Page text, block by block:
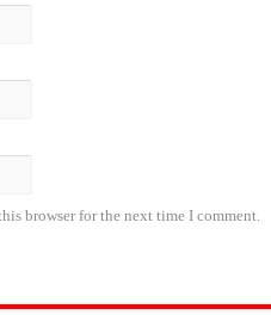
browser for the next time I comment.